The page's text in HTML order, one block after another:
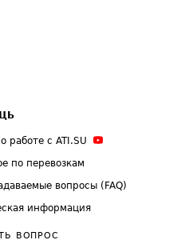
работе с ATI.SU
по перевозкам
вопросы (FAQ)
информация
ВОПРОС